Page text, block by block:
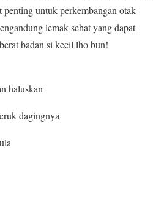
penting untuk perkembangan otak
lemak sehat yang dapat
badan si kecil lho bun!
haluskan
dagingnya